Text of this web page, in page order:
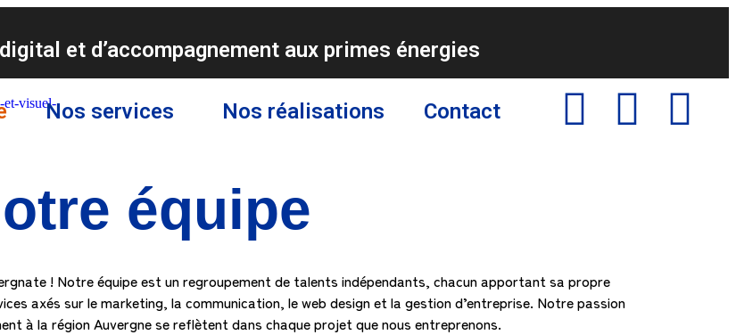
et d’accompagnement aux primes énergies
Nos services Nos réalisations Contact
équipe
! Notre équipe est un regroupement de talents indépendants, chacun apportant sa propre
axés sur le marketing, la communication, le web design et la gestion d’entreprise. Notre passion
à la région Auvergne se reflètent dans chaque projet que nous entreprenons.